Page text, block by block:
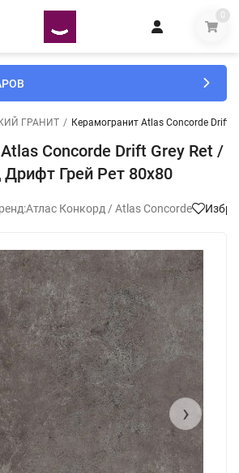
0
ГРАНИТ / Керамогранит Atlas Concorde Drift
Concorde Drift Grey Ret /
Грей Рет 80x80
Атлас Конкорд / Atlas Concorde
›